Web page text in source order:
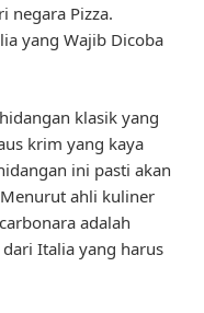
negara Pizza.
yang Wajib Dicoba
klasik yang
krim yang kaya
ini pasti akan
ahli kuliner
adalah
Italia yang harus